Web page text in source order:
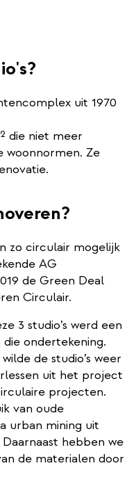
uit 1970
die niet meer
woonnormen. Ze
zo circulair mogelijk
AG
de Green Deal
Circulair.
3 studio’s werd een
ondertekening.
de studio’s weer
uit het project
projecten.
van oude
urban mining uit
hebben we
de materialen door